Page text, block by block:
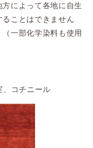
によって各地に自生
ことはできません
（一部化学染料も使用
、コチニール